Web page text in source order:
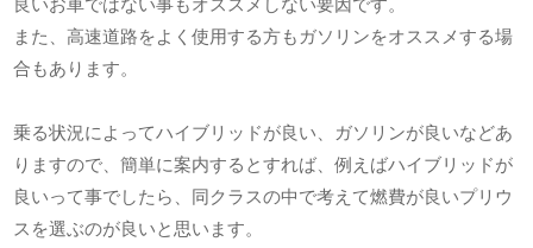
また、高速道路をよく使用する方もガソリンをオススメする場
合もあります。
乗る状況によってハイブリッドが良い、ガソリンが良いなどあ
りますので、簡単に案内するとすれば、例えばハイブリッドが
良いって事でしたら、同クラスの中で考えて燃費が良いプリウ
スを選ぶのが良いと思います。